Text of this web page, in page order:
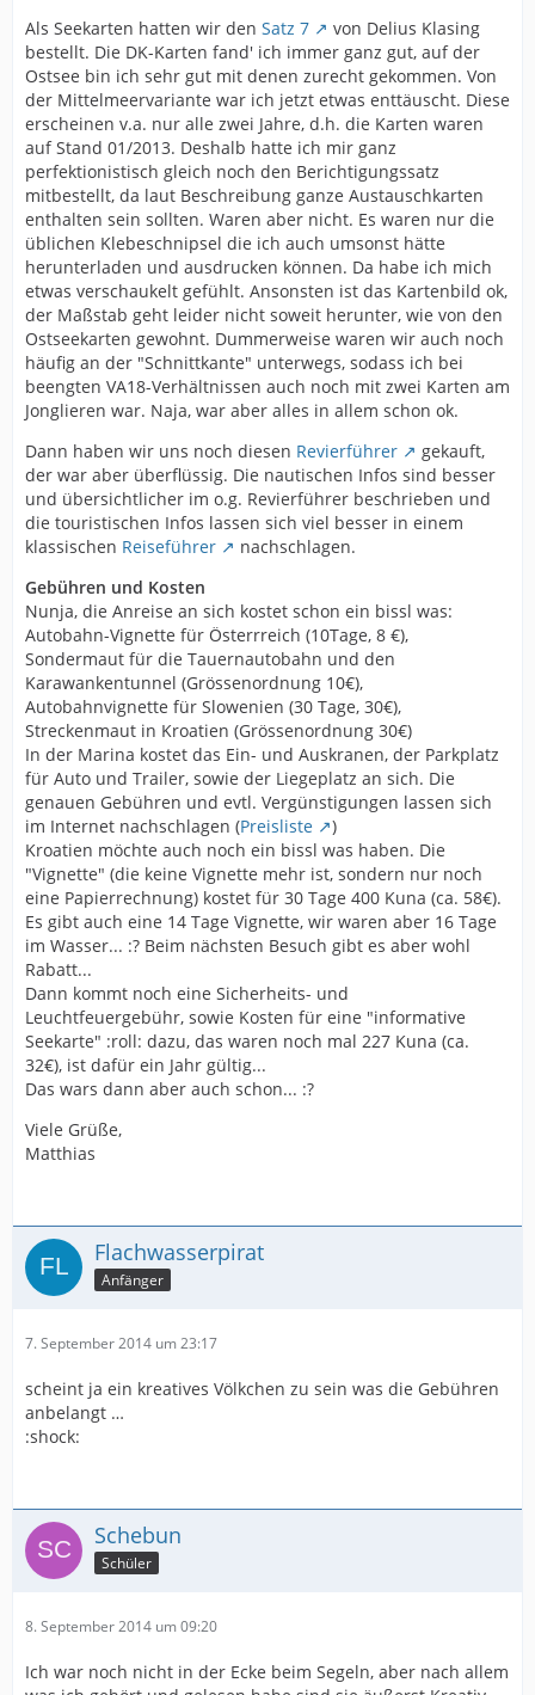
Als Seekarten hatten wir den Satz 7
von Delius Klasing
bestellt. Die DK-Karten fand' ich immer ganz gut, auf der
Ostsee bin ich sehr gut mit denen zurecht gekommen. Von
der Mittelmeervariante war ich jetzt etwas enttäuscht. Diese
erscheinen v.a. nur alle zwei Jahre, d.h. die Karten waren
auf Stand 01/2013. Deshalb hatte ich mir ganz
perfektionistisch gleich noch den Berichtigungssatz
mitbestellt, da laut Beschreibung ganze Austauschkarten
enthalten sein sollten. Waren aber nicht. Es waren nur die
üblichen Klebeschnipsel die ich auch umsonst hätte
herunterladen und ausdrucken können. Da habe ich mich
etwas verschaukelt gefühlt. Ansonsten ist das Kartenbild ok,
der Maßstab geht leider nicht soweit herunter, wie von den
Ostseekarten gewohnt. Dummerweise waren wir auch noch
häufig an der "Schnittkante" unterwegs, sodass ich bei
beengten VA18-Verhältnissen auch noch mit zwei Karten am
Jonglieren war. Naja, war aber alles in allem schon ok.
Dann haben wir uns noch diesen Revierführer
gekauft,
der war aber überflüssig. Die nautischen Infos sind besser
und übersichtlicher im o.g. Revierführer beschrieben und
die touristischen Infos lassen sich viel besser in einem
klassischen Reiseführer
nachschlagen.
Gebühren und Kosten
Nunja, die Anreise an sich kostet schon ein bissl was:
Autobahn-Vignette für Österrreich (10Tage, 8 €),
Sondermaut für die Tauernautobahn und den
Karawankentunnel (Grössenordnung 10€),
Autobahnvignette für Slowenien (30 Tage, 30€),
Streckenmaut in Kroatien (Grössenordnung 30€)
In der Marina kostet das Ein- und Auskranen, der Parkplatz
für Auto und Trailer, sowie der Liegeplatz an sich. Die
genauen Gebühren und evtl. Vergünstigungen lassen sich
im Internet nachschlagen (Preisliste
)
Kroatien möchte auch noch ein bissl was haben. Die
"Vignette" (die keine Vignette mehr ist, sondern nur noch
eine Papierrechnung) kostet für 30 Tage 400 Kuna (ca. 58€).
Es gibt auch eine 14 Tage Vignette, wir waren aber 16 Tage
im Wasser... :? Beim nächsten Besuch gibt es aber wohl
Rabatt...
Dann kommt noch eine Sicherheits- und
Leuchtfeuergebühr, sowie Kosten für eine "informative
Seekarte" :roll: dazu, das waren noch mal 227 Kuna (ca.
32€), ist dafür ein Jahr gültig...
Das wars dann aber auch schon... :?
Viele Grüße,
Matthias
Flachwasserpirat
Anfänger
7. September 2014 um 23:17
scheint ja ein kreatives Völkchen zu sein was die Gebühren
anbelangt …
:shock:
Schebun
Schüler
8. September 2014 um 09:20
Ich war noch nicht in der Ecke beim Segeln, aber nach allem